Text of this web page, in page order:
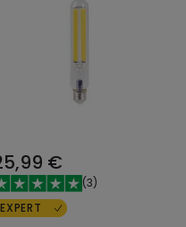
€
(3)
EXPERT